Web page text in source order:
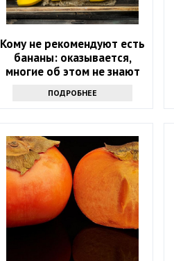
Кому не рекомендуют есть
бананы: оказывается,
многие об этом не знают
ПОДРОБНЕЕ